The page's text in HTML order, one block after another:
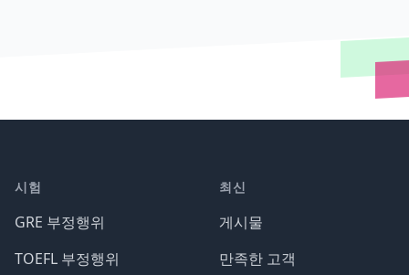
시험
GRE 부정행위
TOEFL 부정행위
최신
게시물
만족한 고객